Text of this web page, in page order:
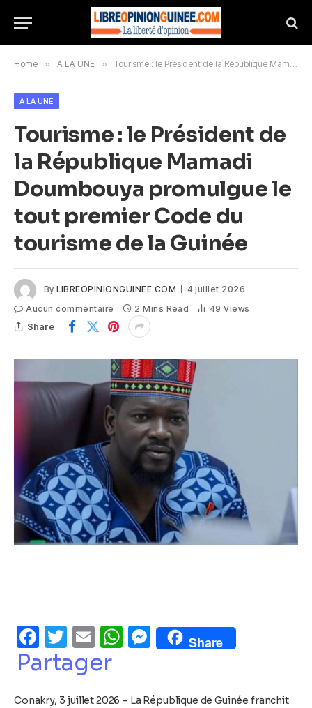
Home » A LA UNE » Tourisme : le Président de la République Mamadi Doumbouya promulgue le tout premier Code du tourisme de la Guinée
A LA UNE
Tourisme : le Président de
la République Mamadi
Doumbouya promulgue le
tout premier Code du
tourisme de la Guinée
By LIBREOPINIONGUINEE.COM
4 juillet 2026
Aucun commentaire
2 Mins Read 49Views
Share
Facebook
Twitter
EmailWhatsApp
Messenger
Share
Partager
Conakry, 3 juillet 2026 – La République de Guinée franchit